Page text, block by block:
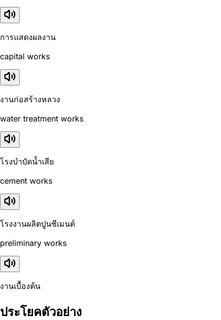
การแสดงผลงาน
capital works
งานก่อสร้างหลวง
water treatment works
โรงบำบัดน้ำเสีย
cement works
โรงงานผลิตปูนซีเมนต์
preliminary works
งานเบื้องต้น
ประโยคตัวอย่าง